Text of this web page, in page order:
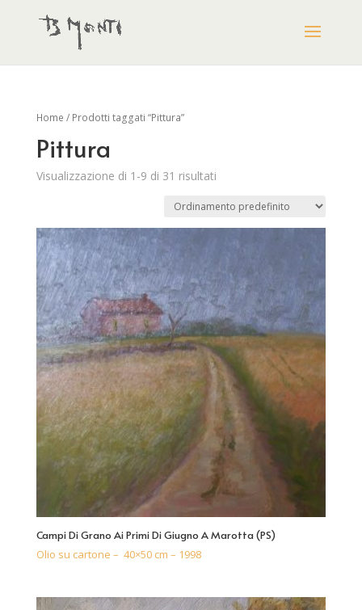
Home / Prodotti taggati “Pittura”
Pittura
Visualizzazione di 1-9 di 31 risultati
Campi Di Grano Ai Primi Di Giugno A Marotta (PS)
Olio su cartone – 40×50 cm – 1998